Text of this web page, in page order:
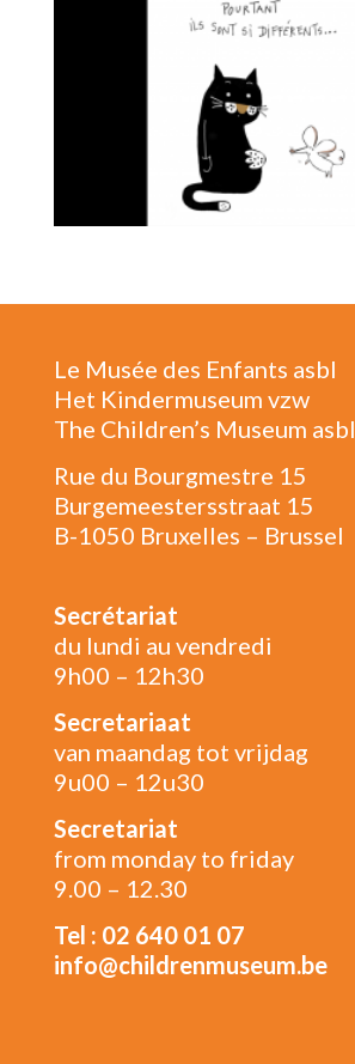
Le Musée des Enfants asbl
Het Kindermuseum vzw
The Children’s Museum asbl
Rue du Bourgmestre 15
Burgemeestersstraat 15
B-1050 Bruxelles – Brussel
Secrétariat
du lundi au vendredi
9h00 – 12h30
Secretariaat
van maandag tot vrijdag
9u00 – 12u30
Secretariat
from monday to friday
9.00 – 12.30
Tel : 02 640 01 07
info@childrenmuseum.be